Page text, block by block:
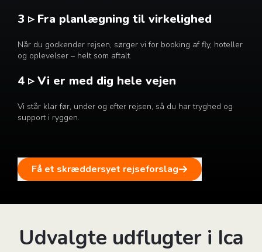
3 ▹ Fra planlægning til virkelighed
Når du godkender rejsen, sørger vi for booking af fly, hoteller
og oplevelser – helt som aftalt.
4 ▹ Vi er med dig hele vejen
Vi står klar før, under og efter rejsen, så du har tryghed og
support i ryggen.
Få et skræddersyet rejseforslag
Udvalgte udflugter i Ica